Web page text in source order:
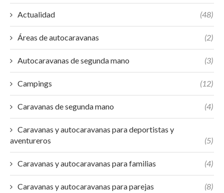
Actualidad (48)
Áreas de autocaravanas (2)
Autocaravanas de segunda mano (3)
Campings (12)
Caravanas de segunda mano (4)
Caravanas y autocaravanas para deportistas y
aventureros
(5)
Caravanas y autocaravanas para familias (4)
Caravanas y autocaravanas para parejas (8)